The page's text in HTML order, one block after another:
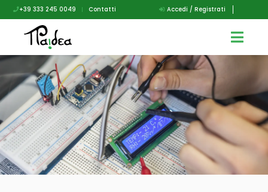
+39 333 245 0049 | Contatti Accedi / Registrati